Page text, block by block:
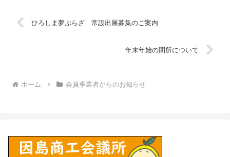
ひろしま夢ぷらざ 常設出展募集のご案内
年末年始の閉所について
ホーム 会員事業者からのお知らせ